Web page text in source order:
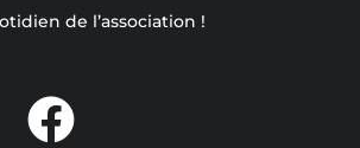
de l’association !